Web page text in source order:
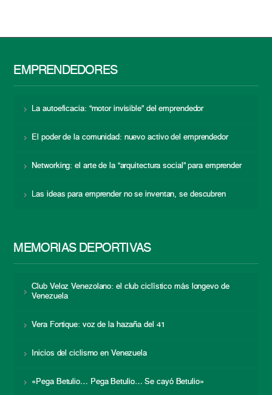
EMPRENDEDORES
La autoeficacia: “motor invisible” del emprendedor
El poder de la comunidad: nuevo activo del emprendedor
Networking: el arte de la “arquitectura social” para emprender
Las ideas para emprender no se inventan, se descubren
MEMORIAS DEPORTIVAS
Club Veloz Venezolano: el club ciclístico más longevo de
Venezuela
Vera Fortique: voz de la hazaña del 41
Inicios del ciclismo en Venezuela
«Pega Betulio… Pega Betulio… Se cayó Betulio»